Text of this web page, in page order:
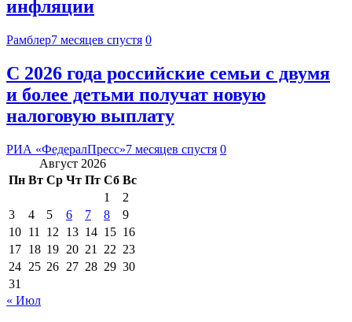
инфляции
Рамблер7 месяцев спустя 0
С 2026 года российские семьи с двумя
и более детьми получат новую
налоговую выплату
РИА «ФедералПресс»7 месяцев спустя 0
Август 2026
Пн Вт Ср Чт Пт Сб Вс
1
2
3
4 5 6 7 8
9
10 11 12 13 14 15 16
17 18 19 20 21 22 23
24 25 26 27 28 29 30
31
« Июл